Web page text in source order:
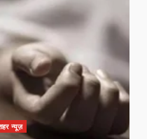
न्यूज़